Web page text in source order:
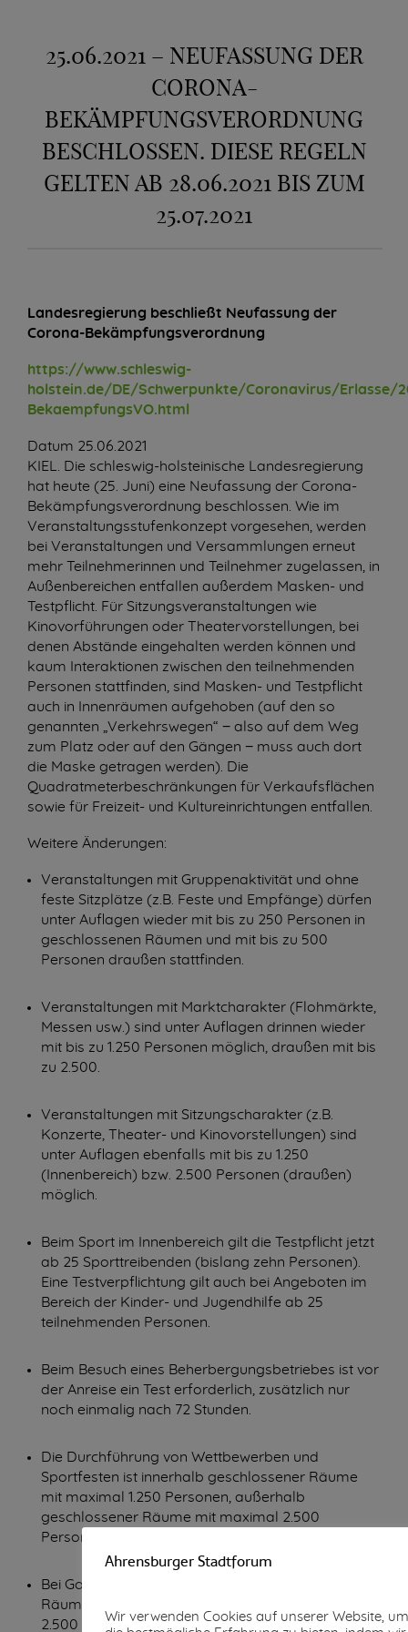
25.06.2021 – NEUFASSUNG DER
CORONA-
BEKÄMPFUNGSVERORDNUNG
BESCHLOSSEN. DIESE REGELN
GELTEN AB 28.06.2021 BIS ZUM
25.07.2021
Landesregierung beschließt Neufassung der
Corona-Bekämpfungsverordnung
https://www.schleswig-
holstein.de/DE/Schwerpunkte/Coronavirus/Erlasse/
BekaempfungsVO.html
Datum 25.06.2021
KIEL. Die schleswig-holsteinische Landesregierung
hat heute (25. Juni) eine Neufassung der Corona-
Bekämpfungsverordnung beschlossen. Wie im
Veranstaltungsstufenkonzept vorgesehen, werden
bei Veranstaltungen und Versammlungen erneut
mehr Teilnehmerinnen und Teilnehmer zugelassen, in
Außenbereichen entfallen außerdem Masken- und
Testpflicht. Für Sitzungsveranstaltungen wie
Kinovorführungen oder Theatervorstellungen, bei
denen Abstände eingehalten werden können und
kaum Interaktionen zwischen den teilnehmenden
Personen stattfinden, sind Masken- und Testpflicht
auch in Innenräumen aufgehoben (auf den so
genannten „Verkehrswegen“ − also auf dem Weg
zum Platz oder auf den Gängen − muss auch dort
die Maske getragen werden). Die
Quadratmeterbeschränkungen für Verkaufsflächen
sowie für Freizeit- und Kultureinrichtungen entfallen.
Weitere Änderungen:
Veranstaltungen mit Gruppenaktivität und ohne
feste Sitzplätze (z.B. Feste und Empfänge) dürfen
unter Auflagen wieder mit bis zu 250 Personen in
geschlossenen Räumen und mit bis zu 500
Personen draußen stattfinden.
Veranstaltungen mit Marktcharakter (Flohmärkte,
Messen usw.) sind unter Auflagen drinnen wieder
mit bis zu 1.250 Personen möglich, draußen mit bis
zu 2.500.
Veranstaltungen mit Sitzungscharakter (z.B.
Konzerte, Theater- und Kinovorstellungen) sind
unter Auflagen ebenfalls mit bis zu 1.250
(Innenbereich) bzw. 2.500 Personen (draußen)
möglich.
Beim Sport im Innenbereich gilt die Testpflicht jetzt
ab 25 Sporttreibenden (bislang zehn Personen).
Eine Testverpflichtung gilt auch bei Angeboten im
Bereich der Kinder- und Jugendhilfe ab 25
teilnehmenden Personen.
Beim Besuch eines Beherbergungsbetriebes ist vor
der Anreise ein Test erforderlich, zusätzlich nur
noch einmalig nach 72 Stunden.
Die Durchführung von Wettbewerben und
Sportfesten ist innerhalb geschlossener Räume
mit maximal 1.250 Personen, außerhalb
geschlossener Räume mit maximal 2.500
Personen zulässig.
Bei Gottesdiensten außerhalb geschlossener
Räume wird die zulässige Teilnehmerzahl auf
2.500 erhöht, innerhalb geschlossener Räume auf
Ahrensburger Stadtforum
Wir verwenden Cookies auf unserer Website,